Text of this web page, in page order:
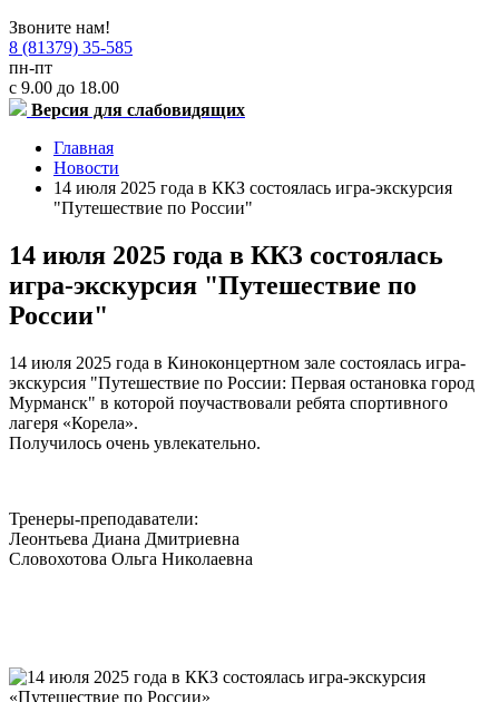
Звоните нам!
8 (81379) 35-585
пн-пт
с 9.00 до 18.00
Версия для слабовидящих
Главная
Новости
14 июля 2025 года в ККЗ состоялась игра-экскурсия
"Путешествие по России"
14 июля 2025 года в ККЗ состоялась
игра-экскурсия "Путешествие по
России"
14 июля 2025 года в Киноконцертном зале состоялась игра-
экскурсия "Путешествие по России: Первая остановка город
Мурманск" в которой поучаствовали ребята спортивного
лагеря «Корела».
Получилось очень увлекательно.
Тренеры-преподаватели:
Леонтьева Диана Дмитриевна
Словохотова Ольга Николаевна